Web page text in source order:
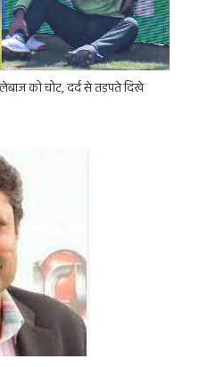
को चोट, दर्द से तड़पते दिखे